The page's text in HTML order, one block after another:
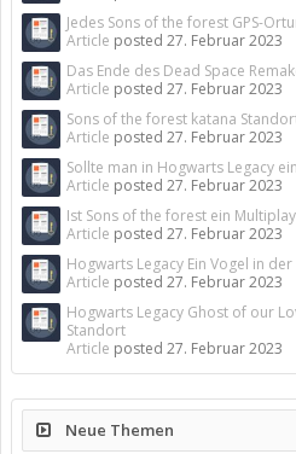
Jedes Sons of the forest GPS-
Article posted 27. Februar 2023
Das Ende des Dead Space
Article posted 27. Februar 2023
Sons of the forest katana
Article posted 27. Februar 2023
Sollte man in Hogwarts Legacy
Article posted 27. Februar 2023
Ist Sons of the forest ein
Article posted 27. Februar 2023
Hogwarts Legacy Ein Vogel in
Article posted 27. Februar 2023
Hogwarts Legacy Ghost of our
Standort
Article posted 27. Februar 2023
Neue Themen